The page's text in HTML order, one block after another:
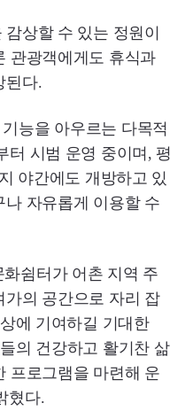
상할 수 있는 정원이
관광객에게도 휴식과
된다.
능을 아우르는 다목적
터 시범 운영 중이며, 평
야간에도 개방하고 있
자유롭게 이용할 수
쉼터가 어촌 지역 주
가의 공간으로 자리 잡
에 기여하길 기대한
의 건강하고 활기찬 삶
프로그램을 마련해 운
혔다.